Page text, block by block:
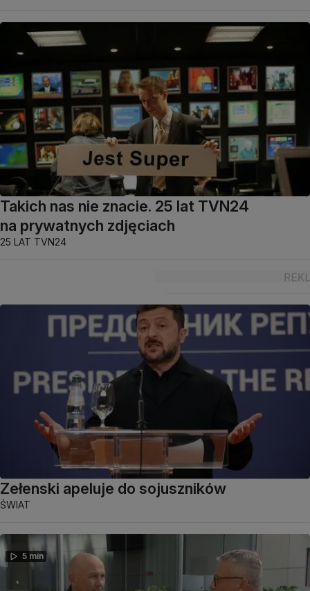
Takich nas nie znacie. 25 lat TVN24
na prywatnych zdjęciach
25 LAT TVN24
Zełenski apeluje do sojuszników
ŚWIAT
5 min